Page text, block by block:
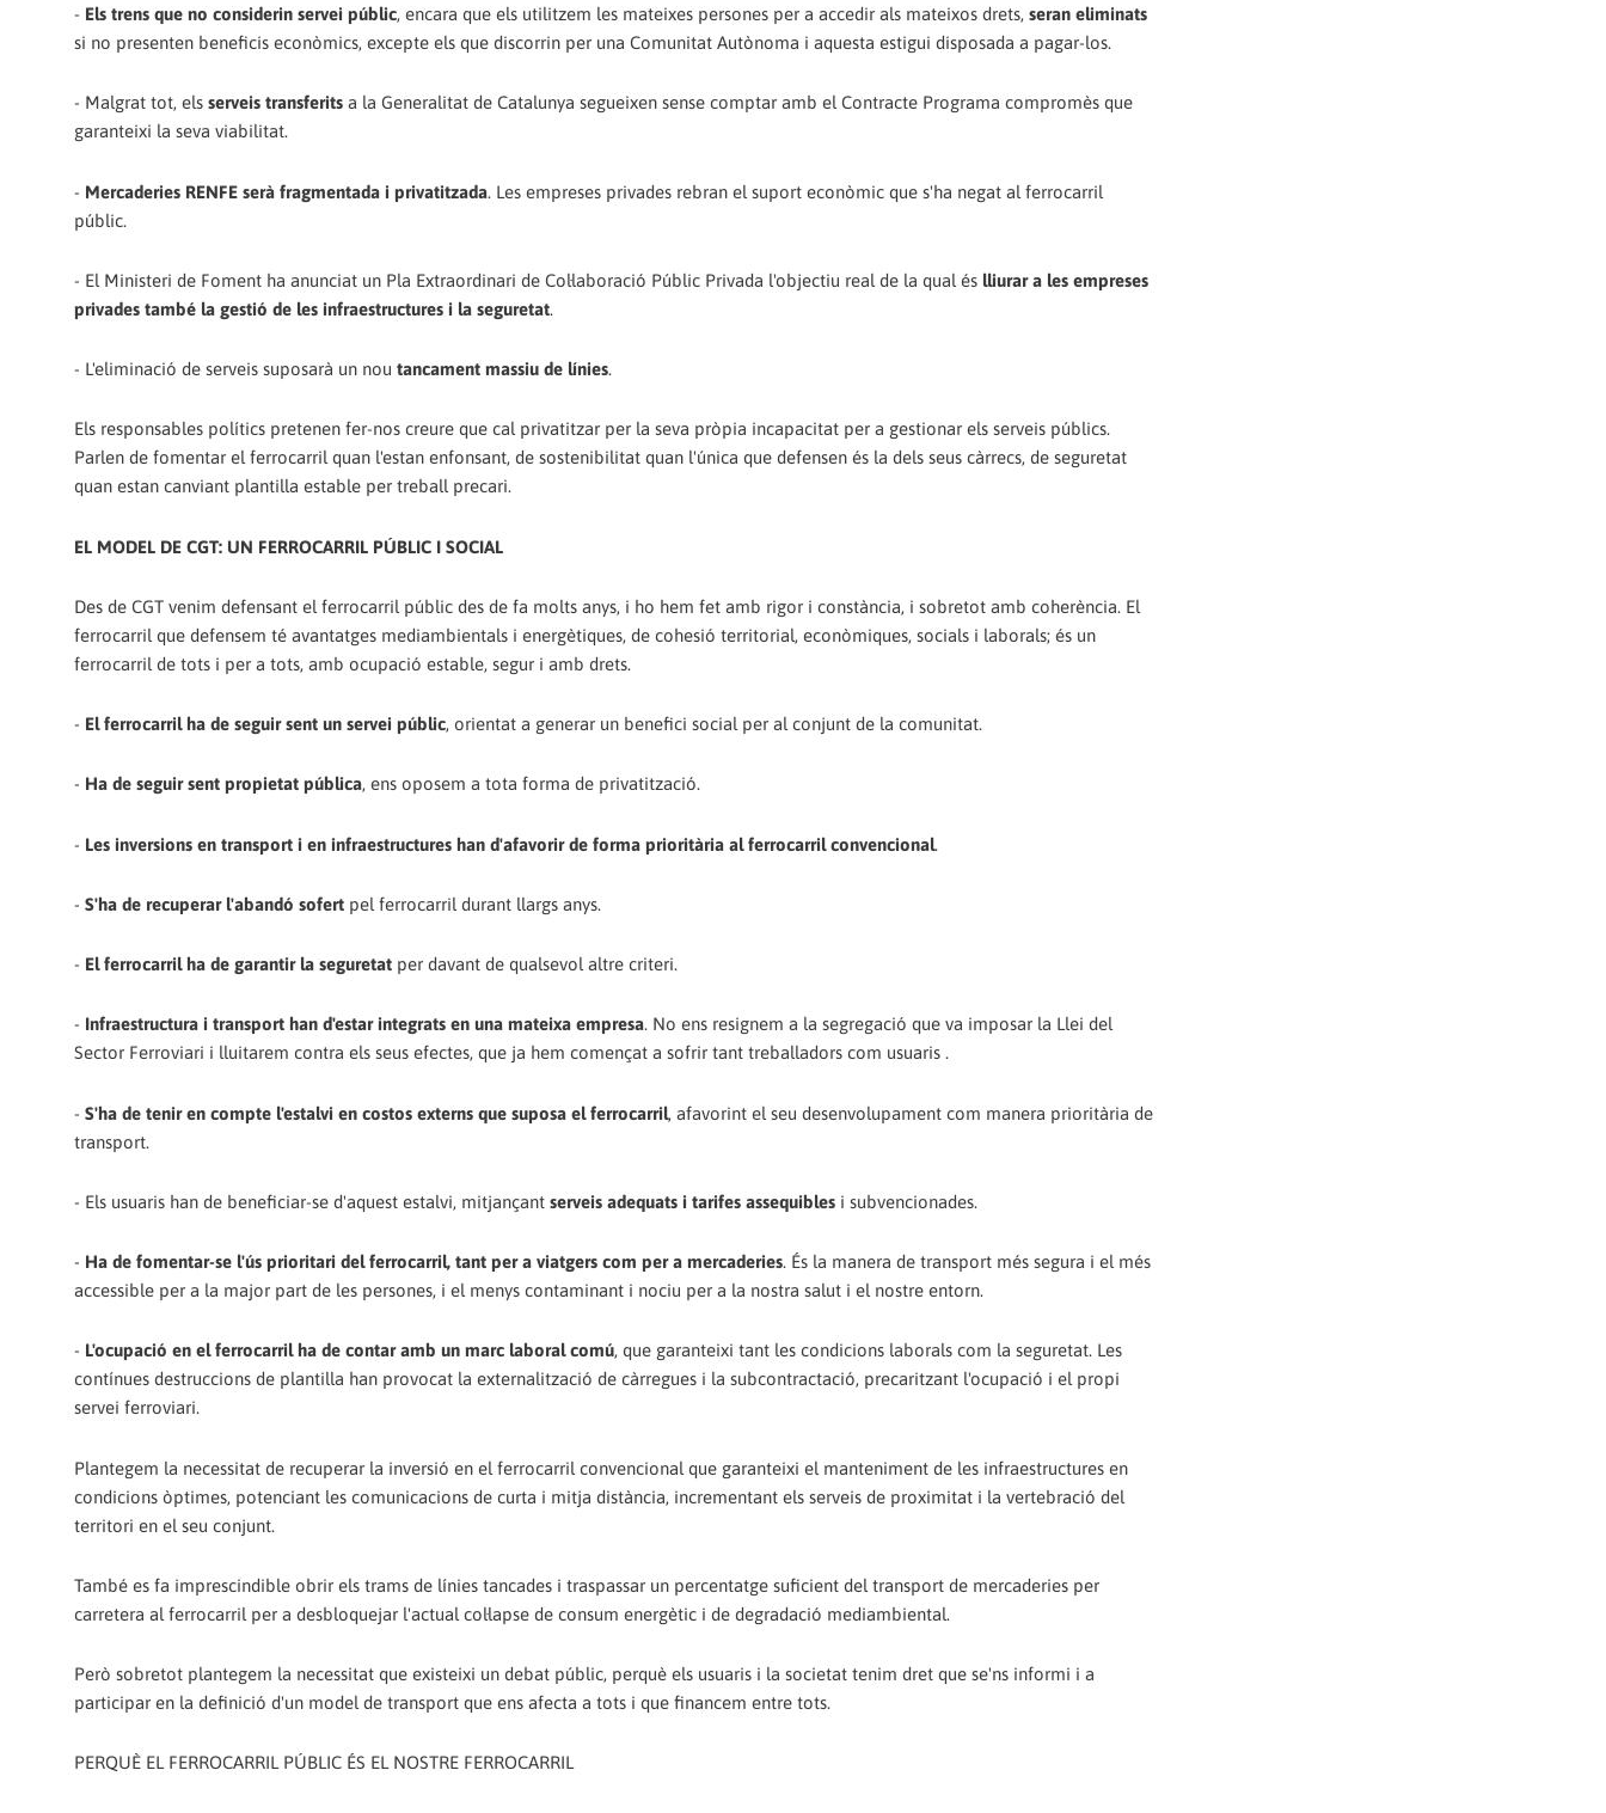
- Els trens que no considerin servei públic, encara que els utilitzem les mateixes persones per a accedir als mateixos drets, seran eliminats
si no presenten beneficis econòmics, excepte els que discorrin per una Comunitat Autònoma i aquesta estigui disposada a pagar-los.
- Malgrat tot, els serveis transferits a la Generalitat de Catalunya segueixen sense comptar amb el Contracte Programa compromès que
garanteixi la seva viabilitat.
- Mercaderies RENFE serà fragmentada i privatitzada. Les empreses privades rebran el suport econòmic que s'ha negat al ferrocarril
públic.
- El Ministeri de Foment ha anunciat un Pla Extraordinari de Col·laboració Públic Privada l'objectiu real de la qual és lliurar a les empreses
privades també la gestió de les infraestructures i la seguretat.
- L'eliminació de serveis suposarà un nou tancament massiu de línies.
Els responsables polítics pretenen fer-nos creure que cal privatitzar per la seva pròpia incapacitat per a gestionar els serveis públics.
Parlen de fomentar el ferrocarril quan l'estan enfonsant, de sostenibilitat quan l'única que defensen és la dels seus càrrecs, de seguretat
quan estan canviant plantilla estable per treball precari.
EL MODEL DE CGT: UN FERROCARRIL PÚBLIC I SOCIAL
Des de CGT venim defensant el ferrocarril públic des de fa molts anys, i ho hem fet amb rigor i constància, i sobretot amb coherència. El
ferrocarril que defensem té avantatges mediambientals i energètiques, de cohesió territorial, econòmiques, socials i laborals; és un
ferrocarril de tots i per a tots, amb ocupació estable, segur i amb drets.
- El ferrocarril ha de seguir sent un servei públic, orientat a generar un benefici social per al conjunt de la comunitat.
- Ha de seguir sent propietat pública, ens oposem a tota forma de privatització.
- Les inversions en transport i en infraestructures han d'afavorir de forma prioritària al ferrocarril convencional.
- S'ha de recuperar l'abandó sofert pel ferrocarril durant llargs anys.
- El ferrocarril ha de garantir la seguretat per davant de qualsevol altre criteri.
- Infraestructura i transport han d'estar integrats en una mateixa empresa. No ens resignem a la segregació que va imposar la Llei del
Sector Ferroviari i lluitarem contra els seus efectes, que ja hem començat a sofrir tant treballadors com usuaris .
- S'ha de tenir en compte l'estalvi en costos externs que suposa el ferrocarril, afavorint el seu desenvolupament com manera prioritària de
transport.
- Els usuaris han de beneficiar-se d'aquest estalvi, mitjançant serveis adequats i tarifes assequibles i subvencionades.
- Ha de fomentar-se l'ús prioritari del ferrocarril, tant per a viatgers com per a mercaderies. És la manera de transport més segura i el més
accessible per a la major part de les persones, i el menys contaminant i nociu per a la nostra salut i el nostre entorn.
- L'ocupació en el ferrocarril ha de contar amb un marc laboral comú, que garanteixi tant les condicions laborals com la seguretat. Les
contínues destruccions de plantilla han provocat la externalització de càrregues i la subcontractació, precaritzant l'ocupació i el propi
servei ferroviari.
Plantegem la necessitat de recuperar la inversió en el ferrocarril convencional que garanteixi el manteniment de les infraestructures en
condicions òptimes, potenciant les comunicacions de curta i mitja distància, incrementant els serveis de proximitat i la vertebració del
territori en el seu conjunt.
També es fa imprescindible obrir els trams de línies tancades i traspassar un percentatge suficient del transport de mercaderies per
carretera al ferrocarril per a desbloquejar l'actual col·lapse de consum energètic i de degradació mediambiental.
Però sobretot plantegem la necessitat que existeixi un debat públic, perquè els usuaris i la societat tenim dret que se'ns informi i a
participar en la definició d'un model de transport que ens afecta a tots i que financem entre tots.
PERQUÈ EL FERROCARRIL PÚBLIC ÉS EL NOSTRE FERROCARRIL